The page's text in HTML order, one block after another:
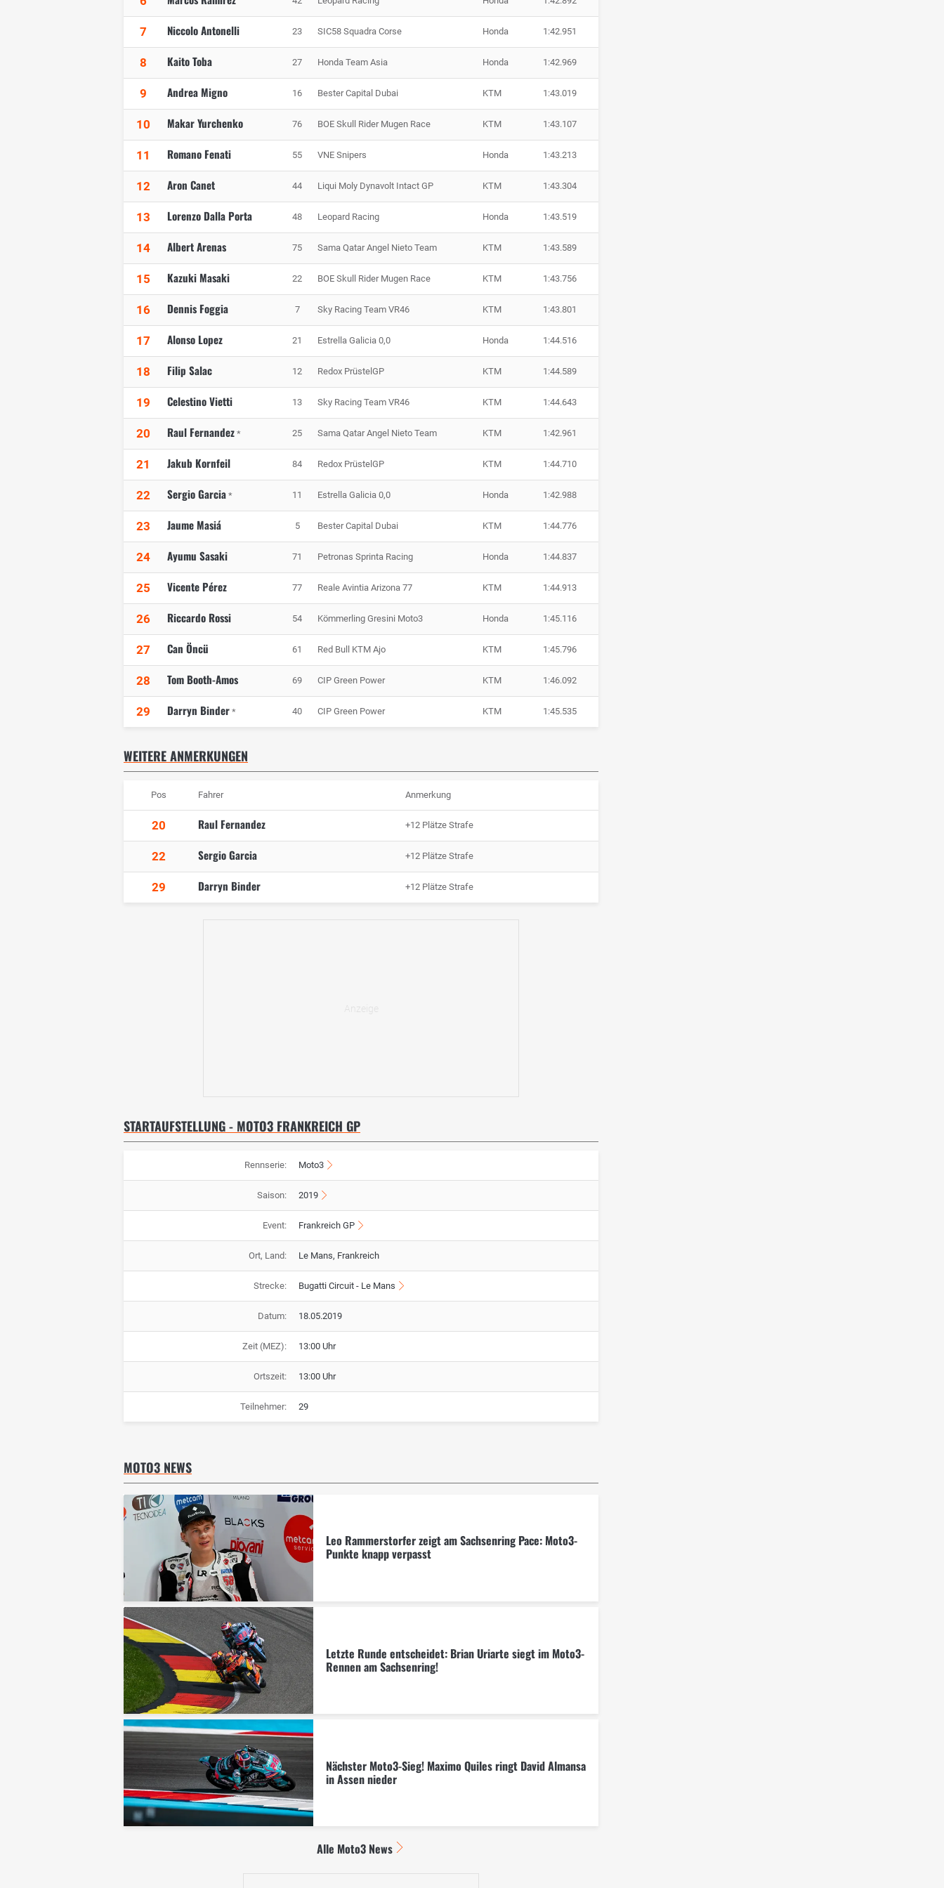
7 Niccolo Antonelli 23 SIC58 Squadra Corse Honda 1:42.951
8 Kaito Toba 27 Honda Team Asia Honda 1:42.969
9 Andrea Migno 16 Bester Capital Dubai KTM 1:43.019
10 Makar Yurchenko 76 BOE Skull Rider Mugen Race KTM 1:43.107
11 Romano Fenati 55 VNE Snipers Honda 1:43.213
12 Aron Canet 44 Liqui Moly Dynavolt Intact GP KTM 1:43.304
13 Lorenzo Dalla Porta 48 Leopard Racing Honda 1:43.519
14 Albert Arenas 75 Sama Qatar Angel Nieto Team KTM 1:43.589
15 Kazuki Masaki 22 BOE Skull Rider Mugen Race KTM 1:43.756
16 Dennis Foggia 7 Sky Racing Team VR46 KTM 1:43.801
17 Alonso Lopez 21 Estrella Galicia 0,0 Honda 1:44.516
18 Filip Salac 12 Redox PrüstelGP KTM 1:44.589
19 Celestino Vietti 13 Sky Racing Team VR46 KTM 1:44.643
20 Raul Fernandez * 25 Sama Qatar Angel Nieto Team KTM 1:42.961
21 Jakub Kornfeil 84 Redox PrüstelGP KTM 1:44.710
22 Sergio Garcia * 11 Estrella Galicia 0,0 Honda 1:42.988
23 Jaume Masiá 5 Bester Capital Dubai KTM 1:44.776
24 Ayumu Sasaki 71 Petronas Sprinta Racing Honda 1:44.837
25 Vicente Pérez 77 Reale Avintia Arizona 77 KTM 1:44.913
26 Riccardo Rossi 54 Kömmerling Gresini Moto3 Honda 1:45.116
27 Can Öncü 61 Red Bull KTM Ajo KTM 1:45.796
28 Tom Booth-Amos 69 CIP Green Power KTM 1:46.092
29 Darryn Binder * 40 CIP Green Power KTM 1:45.535
WEITERE ANMERKUNGEN
Pos Fahrer Anmerkung
20 Raul Fernandez +12 Plätze Strafe
22 Sergio Garcia +12 Plätze Strafe
29 Darryn Binder +12 Plätze Strafe
STARTAUFSTELLUNG - MOTO3 FRANKREICH GP
Rennserie: Moto3
Saison: 2019
Event: Frankreich GP
Ort, Land: Le Mans, Frankreich
Strecke: Bugatti Circuit - Le Mans
Datum: 18.05.2019
Zeit (MEZ): 13:00 Uhr
Ortszeit: 13:00 Uhr
Teilnehmer: 29
MOTO3 NEWS
Leo Rammerstorfer zeigt am Sachsenring Pace: Moto3-
Punkte knapp verpasst
Letzte Runde entscheidet: Brian Uriarte siegt im Moto3-
Rennen am Sachsenring!
Nächster Moto3-Sieg! Maximo Quiles ringt David Almansa
in Assen nieder
Alle Moto3 News